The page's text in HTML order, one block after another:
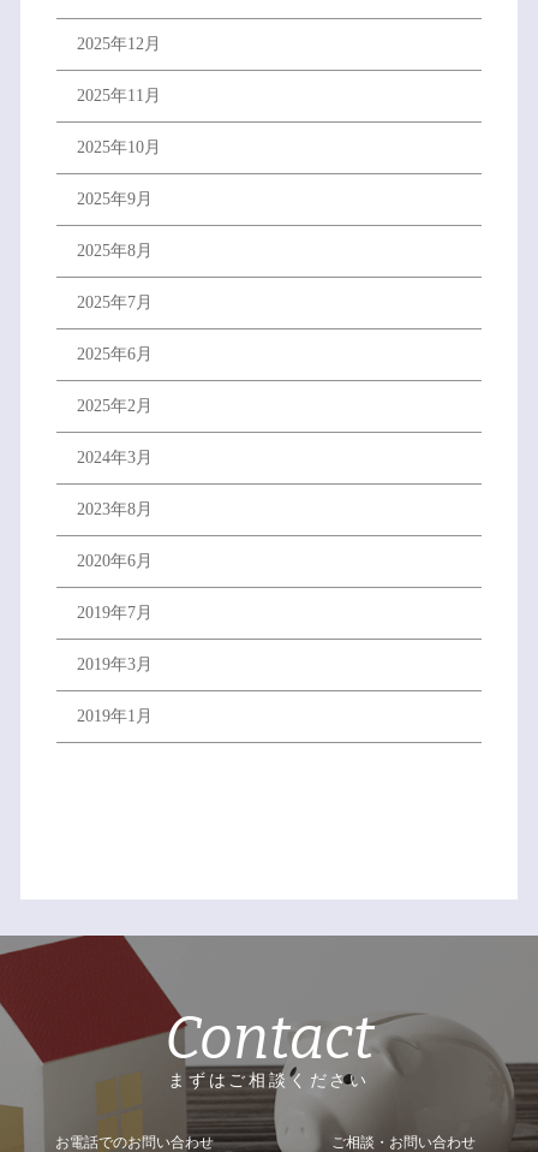
2025年12月
2025年11月
2025年10月
2025年9月
2025年8月
2025年7月
2025年6月
2025年2月
2024年3月
2023年8月
2020年6月
2019年7月
2019年3月
2019年1月
Contact
まずはご相談ください
お電話でのお問い合わせ ご相談・お問い合わせ